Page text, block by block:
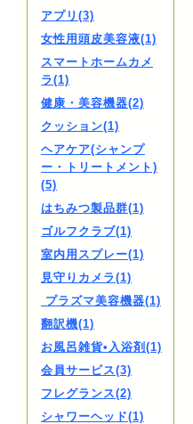
アプリ(3)
女性用頭皮美容液(1)
スマートホームカメ
ラ(1)
健康・美容機器(2)
クッション(1)
ヘアケア(シャンプ
ー・トリートメント)
(5)
はちみつ製品群(1)
ゴルフクラブ(1)
室内用スプレー(1)
見守りカメラ(1)
プラズマ美容機器(1)
翻訳機(1)
お風呂雑貨•入浴剤(1)
会員サービス(3)
フレグランス(2)
シャワーヘッド(1)